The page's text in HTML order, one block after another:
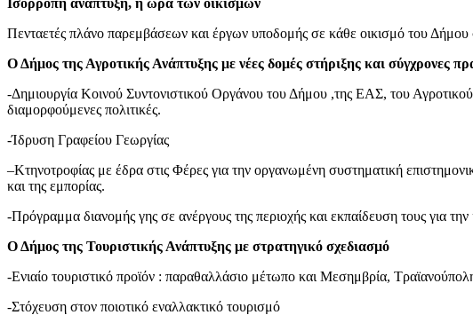
Πενταετές πλάνο παρεμβάσεων και έργων υποδομής σε κάθε οικισμό του
Ο Δήμος της Αγροτικής Ανάπτυξης με νέες δομές στήριξης και σύγχρονες
-Δημιουργία Κοινού Συντονιστικού Οργάνου του Δήμου ,της ΕΑΣ, του
διαμορφούμενες πολιτικές.
-Ίδρυση Γραφείου Γεωργίας
–Κτηνοτροφίας με έδρα στις Φέρες για την οργανωμένη συστηματική
και της εμπορίας.
-Πρόγραμμα διανομής γης σε ανέργους της περιοχής και εκπαίδευση τους για
Ο Δήμος της Τουριστικής Ανάπτυξης με στρατηγικό σχεδιασμό
-Ενιαίο τουριστικό προϊόν : παραθαλλάσιο μέτωπο και Μεσημβρία,
-Στόχευση στον ποιοτικό εναλλακτικό τουρισμό